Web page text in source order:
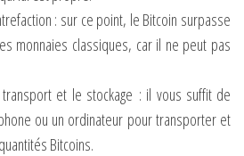
: sur ce point, le Bitcoin surpasse
monnaies classiques, car il ne peut pas
et le stockage : il vous suffit de
ou un ordinateur pour transporter et
Bitcoins.